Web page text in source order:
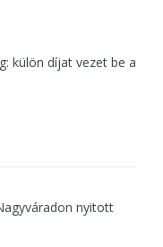
külön díjat vezet be a
nyitott